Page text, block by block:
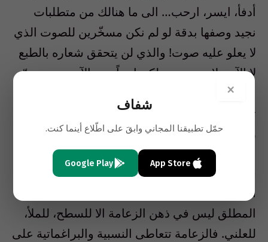
أدفأ، ايسر، ارحب… الى ما هنالك من متطلبات
نجيد وصفها بدقة لو لم نكن مسخّرين للصوت الذي
لا يعلو عليه صوت! والذي لن يتحقق شعاره بالطبع
لا الآن ولا بعد دهر. ولكن ايضاً، من الآن وحتى يعمّ
الخراب في البصرة نتيجة الدأب على تعليق الحياة،
تكون حياتنا في هذه الانثاء اقل دفأً، أقل رحابة، اقل
رحمة…. اقل ازدهاراً.
شيء آخر يثبّت الولاء للتأجيل والتعليق: الذهنية
المطلقة، التي هي نقيض الذهنية النسبية. طبعا
المطلق ليس في ذهن الزعامة الا للسطح، للملأ،
للعلني. فالزعامة تتعاطى النسبية والبراغماتية على
×
شفاف
حمّل تطبيقنا المجاني وابقَ على اطّلاع أينما كنت.
App Store
Google Play